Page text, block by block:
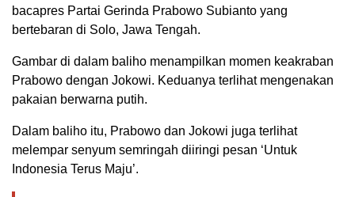
bacapres Partai Gerinda Prabowo Subianto yang
bertebaran di Solo, Jawa Tengah.
Gambar di dalam baliho menampilkan momen keakraban
Prabowo dengan Jokowi. Keduanya terlihat mengenakan
pakaian berwarna putih.
Dalam baliho itu, Prabowo dan Jokowi juga terlihat
melempar senyum semringah diiringi pesan ‘Untuk
Indonesia Terus Maju’.